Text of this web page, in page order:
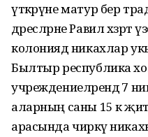
үткәрүне матур бер
дәресләрне Равил хәзрәт
колониядә никахлар
Былтыр республика
учреждениеләрендә 7
аларның саны 15 кә
арасында чиркәү